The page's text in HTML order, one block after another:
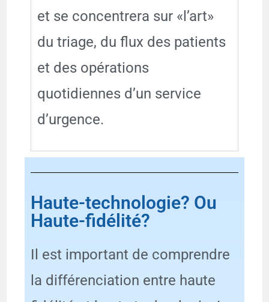
et se concentrera sur «l’art»
du triage, du flux des patients
et des opérations
quotidiennes d’un service
d’urgence.
Haute-technologie? Ou
Haute-fidélité?
Il est important de comprendre
la différenciation entre haute